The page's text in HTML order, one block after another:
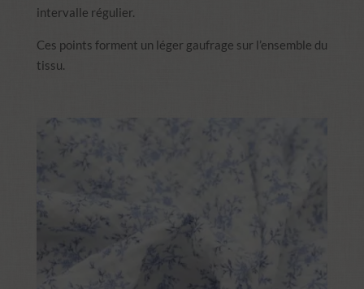
intervalle régulier.
Ces points forment un léger gaufrage sur l’ensemble du
tissu.